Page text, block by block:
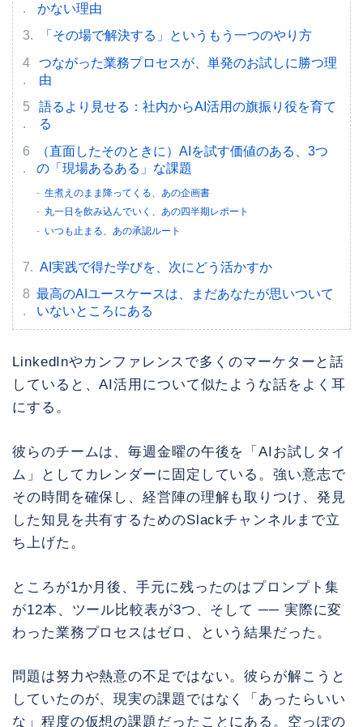
かない理由
「その場で解決する」というもう一つのやり方
つながった業務プロセスが、単発のお試しに勝つ理
由
語るより見せる：社内からAI活用の旗振り役を育て
る
（直面したそのときに）AIを試す価値のある、3つ
の「現場あるある」な課題
生煮えのまま降ってくる、あの企画書
丸一日を飲み込んでいく、あの四半期レポート
いつも止まる、あの承認ルート
AI実践で得た学びを、次にどう活かすか
最高のAIユースケースは、まだあなたが思いついて
いないところにある
LinkedInやカンファレンスで多くのマーケターと話
していると、AI活用について似たような話をよく耳
にする。
彼らのチームは、毎週金曜の午後を「AIお試しタイ
ム」としてカレンダーに固定している。強い意志で
その時間を確保し、経営陣の理解も取りつけ、発見
した知見を共有するためのSlackチャンネルまで立
ち上げた。
ところが1か月後、手元に残ったのはプロンプト集
が12本、ツール比較表が3つ、そして ── 実際に変
わった業務プロセスはゼロ、という結果だった。
問題は努力や熱意の不足ではない。彼らが解こうと
していたのが、現実の課題ではなく「あったらいい
な」程度の仮想の課題だったことにある。空っぽの